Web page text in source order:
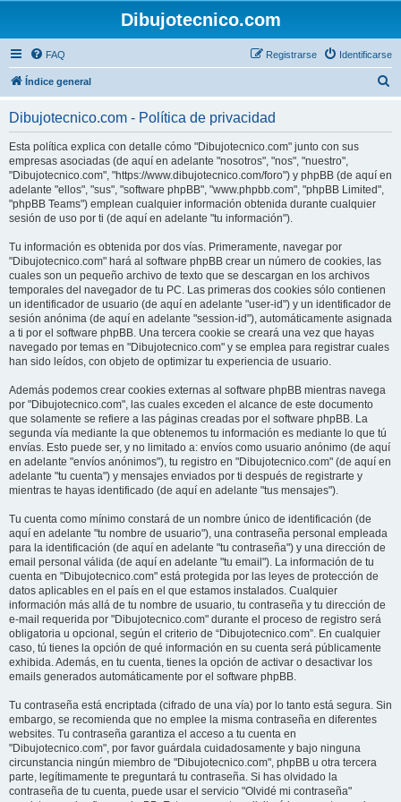
Dibujotecnico.com
FAQ Identificarse
Registrarse
Índice general
Dibujotecnico.com - Política de privacidad
Esta política explica con detalle cómo "Dibujotecnico.com" junto con sus
empresas asociadas (de aquí en adelante "nosotros", "nos", "nuestro",
"Dibujotecnico.com", "https://www.dibujotecnico.com/foro") y phpBB (de aquí en
adelante "ellos", "sus", "software phpBB", "www.phpbb.com", "phpBB Limited",
"phpBB Teams") emplean cualquier información obtenida durante cualquier
sesión de uso por ti (de aquí en adelante "tu información").
Tu información es obtenida por dos vías. Primeramente, navegar por
"Dibujotecnico.com" hará al software phpBB crear un número de cookies, las
cuales son un pequeño archivo de texto que se descargan en los archivos
temporales del navegador de tu PC. Las primeras dos cookies sólo contienen
un identificador de usuario (de aquí en adelante "user-id") y un identificador de
sesión anónima (de aquí en adelante "session-id"), automáticamente asignada
a ti por el software phpBB. Una tercera cookie se creará una vez que hayas
navegado por temas en "Dibujotecnico.com" y se emplea para registrar cuales
han sido leídos, con objeto de optimizar tu experiencia de usuario.
Además podemos crear cookies externas al software phpBB mientras navega
por "Dibujotecnico.com", las cuales exceden el alcance de este documento
que solamente se refiere a las páginas creadas por el software phpBB. La
segunda vía mediante la que obtenemos tu información es mediante lo que tú
envías. Esto puede ser, y no limitado a: envíos como usuario anónimo (de aquí
en adelante "envíos anónimos"), tu registro en "Dibujotecnico.com" (de aquí en
adelante "tu cuenta") y mensajes enviados por ti después de registrarte y
mientras te hayas identificado (de aquí en adelante "tus mensajes").
Tu cuenta como mínimo constará de un nombre único de identificación (de
aquí en adelante "tu nombre de usuario"), una contraseña personal empleada
para la identificación (de aquí en adelante "tu contraseña") y una dirección de
email personal válida (de aquí en adelante "tu email"). La información de tu
cuenta en "Dibujotecnico.com" está protegida por las leyes de protección de
datos aplicables en el país en el que estamos instalados. Cualquier
información más allá de tu nombre de usuario, tu contraseña y tu dirección de
e-mail requerida por "Dibujotecnico.com" durante el proceso de registro será
obligatoria u opcional, según el criterio de “Dibujotecnico.com”. En cualquier
caso, tú tienes la opción de qué información en su cuenta será públicamente
exhibida. Además, en tu cuenta, tienes la opción de activar o desactivar los
emails generados automáticamente por el software phpBB.
Tu contraseña está encriptada (cifrado de una vía) por lo tanto está segura. Sin
embargo, se recomienda que no emplee la misma contraseña en diferentes
websites. Tu contraseña garantiza el acceso a tu cuenta en
"Dibujotecnico.com", por favor guárdala cuidadosamente y bajo ninguna
circunstancia ningún miembro de "Dibujotecnico.com", phpBB u otra tercera
parte, legítimamente te preguntará tu contraseña. Si has olvidado la
contraseña de tu cuenta, puede usar el servicio "Olvidé mi contraseña"